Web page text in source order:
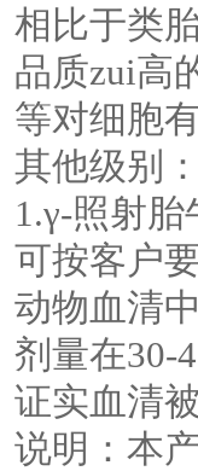
相比于类
品质zui高
等对细胞
其他级别
1.γ-照射
可按客户
动物血清
剂量在30-
证实血清
说明：本